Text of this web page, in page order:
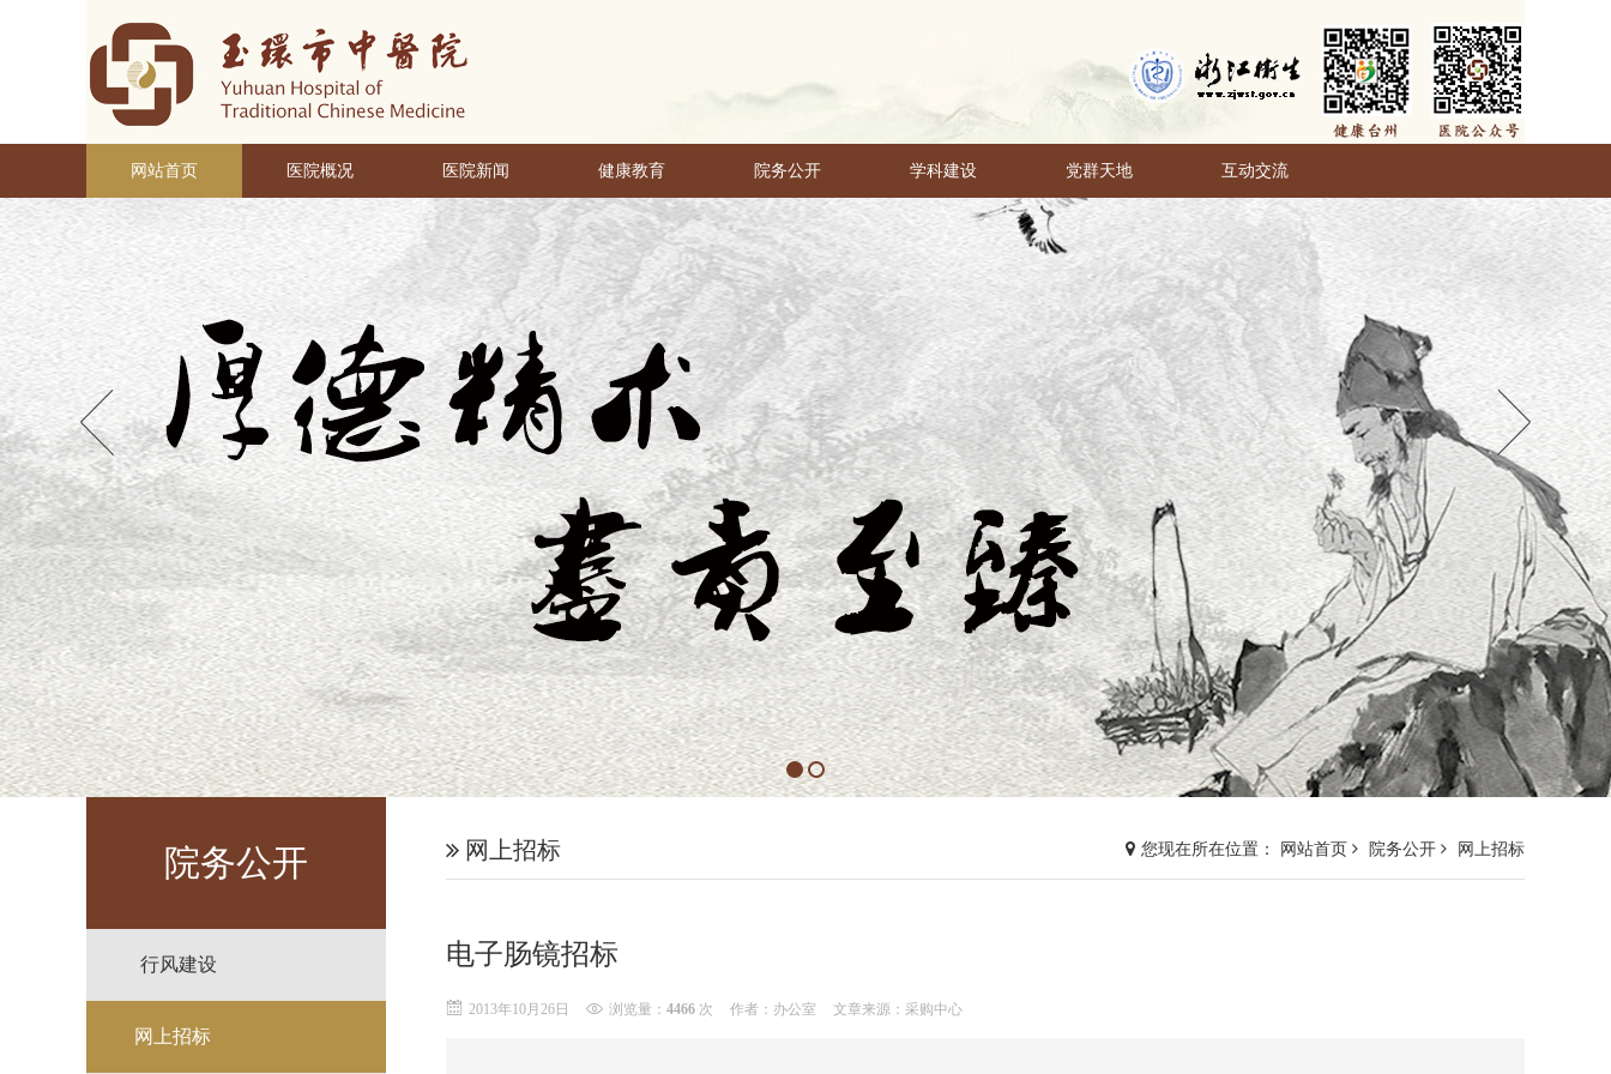
网站首页 医院概况 医院新闻 健康教育 院务公开 学科建设 党群天地 互动交流
院务公开
行风建设
网上招标
您现在所在位置： 网站首页 院务公开 网上招标
网上招标
电子肠镜招标
2013年10月26日 浏览量： 4466 次 作者：办公室 文章来源：采购中心